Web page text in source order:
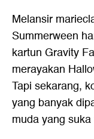
Melansir
Summerween
kartun Gravity
merayakan
Tapi sekarang,
yang banyak
muda yang